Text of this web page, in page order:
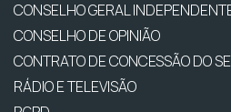
CONSELHO GERAL
CONSELHO DE OPINIÃO
CONTRATO DE CONCESSÃO DO
RÁDIO E TELEVISÃO